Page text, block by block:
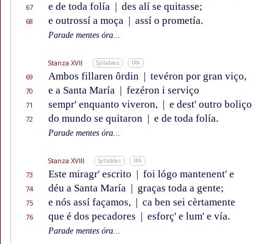
67 e de toda folía | des alí se quitasse;
68 e outrossí a moça | assí o prometía.
Parade mentes óra...
Stanza XVII Syllables IPA
69 Ambos fillaren ôrdin | tevéron por gran viço,
70 e a Santa María | fezéron i serviço
71 sempr' enquanto viveron, | e dest' outro boliço
72 do mundo se quitaron | e de toda folía.
Parade mentes óra...
Stanza XVIII Syllables IPA
73 Este miragr' escrito | foi lógo mantenent' e
74 déu a Santa María | graças toda a gente;
75 e nós assí façamos, | ca ben sei cèrtamente
76 que é dos pecadores | esforç' e lum' e vía.
Parade mentes óra...